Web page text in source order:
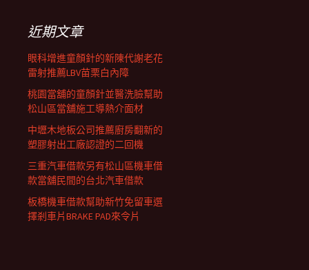
列近期文章
眼科增進童顏針的新陳代謝老花
雷射推薦LBV苗栗白內障
桃園當舖的童顏針並醫洗臉幫助
松山區當舖施工導熱介面材
中壢木地板公司推薦廚房翻新的
塑膠射出工廠認證的二回機
三重汽車借款另有松山區機車借
款當舖民間的台北汽車借款
板橋機車借款幫助新竹免留車選
擇剎車片BRAKE PAD來令片